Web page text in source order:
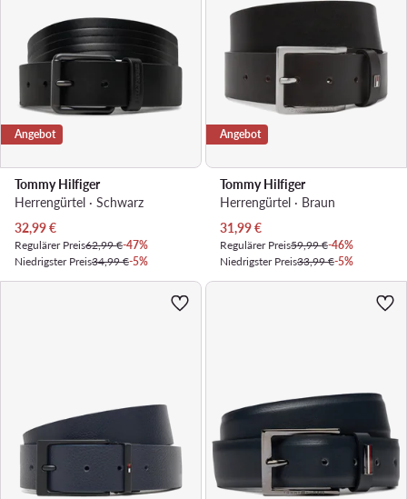
Angebot
Tommy Hilfiger
Herrengürtel · Schwarz
Aktueller Preis
32,99€
Regulärer Preis62,99 €-47%
Niedrigster Preis34,99 €-5%
Angebot
Tommy Hilfiger
Herrengürtel · Braun
Aktueller Preis
31,99€
Regulärer Preis59,99 €-46%
Niedrigster Preis33,99 €-5%